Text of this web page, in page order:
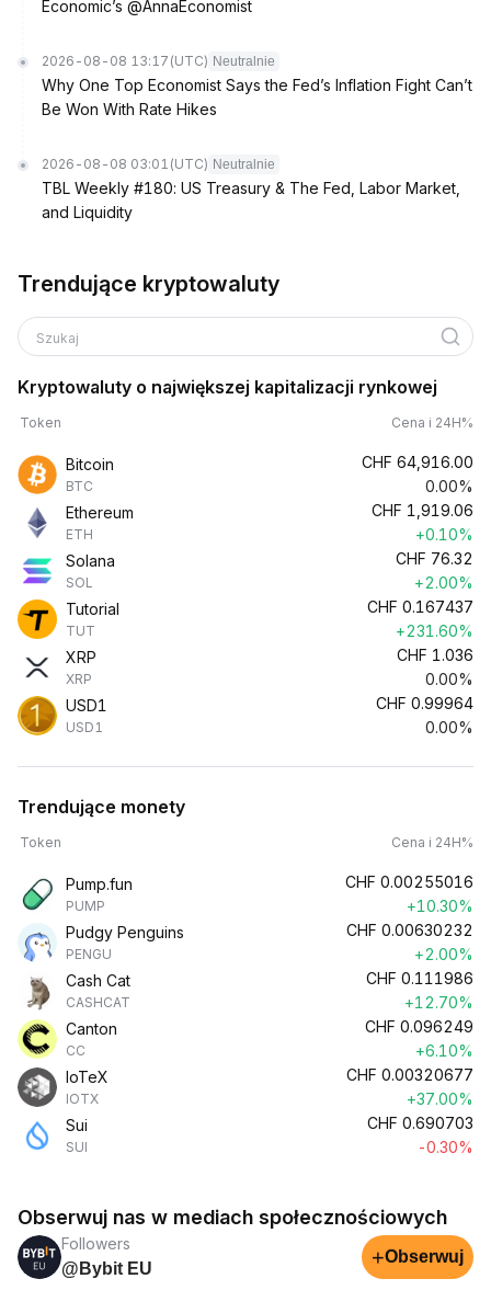
Economic’s @AnnaEconomist
2026-08-08 13:17 (UTC) Neutralnie
Why One Top Economist Says the Fed’s Inflation Fight Can’t
Be Won With Rate Hikes
2026-08-08 03:01 (UTC) Neutralnie
TBL Weekly #180: US Treasury & The Fed, Labor Market,
and Liquidity
Trendujące kryptowaluty
Szukaj
Kryptowaluty o największej kapitalizacji rynkowej
Token Cena i 24H%
Bitcoin
BTC
CHF 64,916.00
0.00%
Ethereum
ETH
CHF 1,919.06
+0.10%
Solana
SOL
CHF 76.32
+2.00%
Tutorial
TUT
CHF 0.167437
+231.60%
XRP
XRP
CHF 1.036
0.00%
USD1
USD1
CHF 0.99964
0.00%
Trendujące monety
Token Cena i 24H%
Pump.fun
PUMP
CHF 0.00255016
+10.30%
Pudgy Penguins
PENGU
CHF 0.00630232
+2.00%
Cash Cat
CASHCAT
CHF 0.111986
+12.70%
Canton
CC
CHF 0.096249
+6.10%
IoTeX
IOTX
CHF 0.00320677
+37.00%
Sui
SUI
CHF 0.690703
-0.30%
Obserwuj nas w mediach społecznościowych
Followers
@Bybit EU
+Obserwuj